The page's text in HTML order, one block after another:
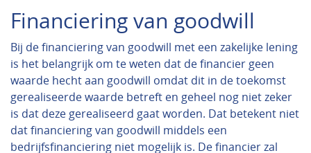
Financiering van goodwill
Bij de financiering van goodwill met een zakelijke lening
is het belangrijk om te weten dat de financier geen
waarde hecht aan goodwill omdat dit in de toekomst
gerealiseerde waarde betreft en geheel nog niet zeker
is dat deze gerealiseerd gaat worden. Dat betekent niet
dat financiering van goodwill middels een
bedrijfsfinanciering niet mogelijk is. De financier zal